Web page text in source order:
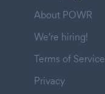
About POWR
We're hiring!
Terms of Service
Privacy